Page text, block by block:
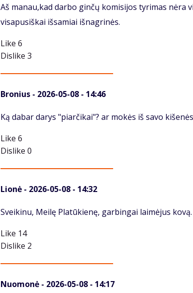
Komentaras
Aš manau,kad darbo ginčų komisijos tyrimas nėra
visapusiškai išsamiai išnagrinės.
Like 6
Dislike 3
Bronius - 2026-05-08 - 14:46
Komentaras
Ką dabar darys "piarčikai"? ar mokės iš savo
Like 6
Dislike 0
Lionė - 2026-05-08 - 14:32
Komentaras
Sveikinu, Meilę Platūkienę, garbingai laimėjus kovą.
Like 14
Dislike 2
Nuomonė - 2026-05-08 - 14:17